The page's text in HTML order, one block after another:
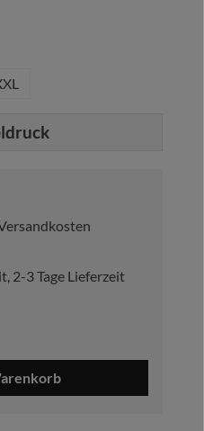
2-3 Tage Lieferzeit
den gewünschten